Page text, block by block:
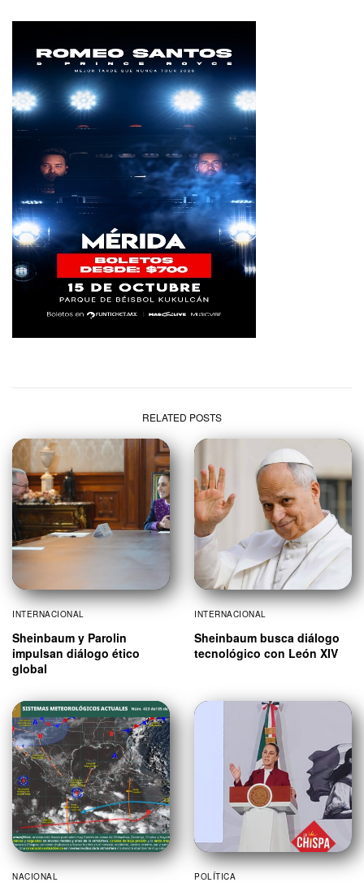
RELATED POSTS
INTERNACIONAL
Sheinbaum y Parolin
impulsan diálogo ético
global
INTERNACIONAL
Sheinbaum busca diálogo
tecnológico con León XIV
NACIONAL POLÍTICA